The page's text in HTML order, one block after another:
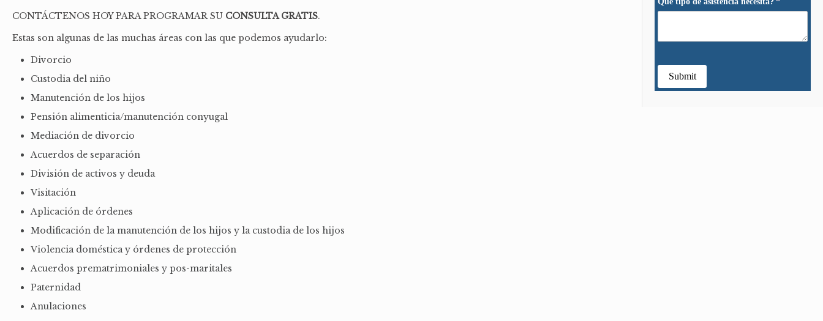
CONTÁCTENOS HOY PARA PROGRAMAR SU CONSULTA GRATIS.
Estas son algunas de las muchas áreas con las que podemos ayudarlo:
Divorcio
Custodia del niño
Manutención de los hijos
Pensión alimenticia/manutención conyugal
Mediación de divorcio
Acuerdos de separación
División de activos y deuda
Visitación
Aplicación de órdenes
Modificación de la manutención de los hijos y la custodia de los hijos
Violencia doméstica y órdenes de protección
Acuerdos prematrimoniales y pos-maritales
Paternidad
Anulaciones